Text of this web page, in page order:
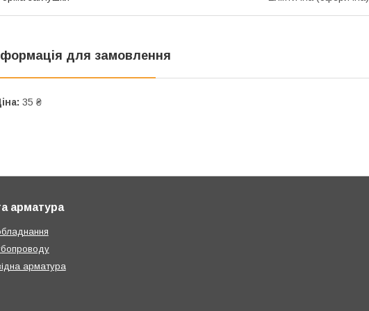
для замовлення
35 ₴
арматура
арматура